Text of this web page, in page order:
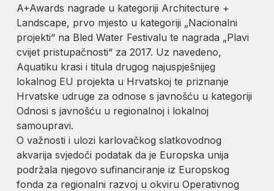
A+Awards nagrade u kategoriji Architecture +
Landscape, prvo mjesto u kategoriji „Nacionalni
projekti“ na Bled Water Festivalu te nagrada „Plavi
cvijet pristupačnosti“ za 2017. Uz navedeno,
Aquatiku krasi i titula drugog najuspješnijeg
lokalnog EU projekta u Hrvatskoj te priznanje
Hrvatske udruge za odnose s javnošću u kategoriji
Odnosi s javnošću u regionalnoj i lokalnoj
samoupravi.
O važnosti i ulozi karlovačkog slatkovodnog
akvarija svjedoči podatak da je Europska unija
podržala njegovo sufinanciranje iz Europskog
fonda za regionalni razvoj u okviru Operativnog